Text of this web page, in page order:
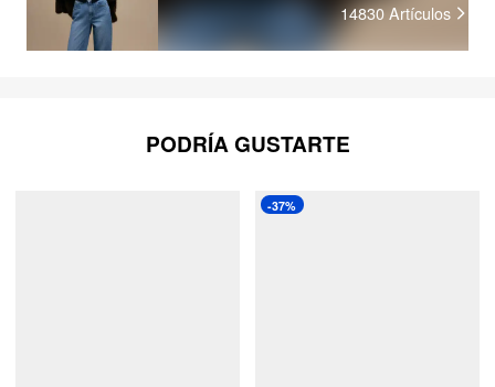
14830 Artículos
PODRÍA GUSTARTE
-37%